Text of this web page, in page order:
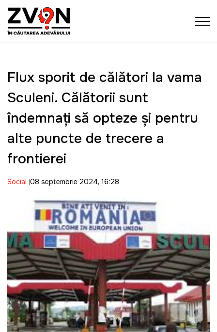
Flux sporit de călători la vama
Sculeni. Călătorii sunt
îndemnați să opteze și pentru
alte puncte de trecere a
frontierei
Social 08 septembrie 2024, 16:28